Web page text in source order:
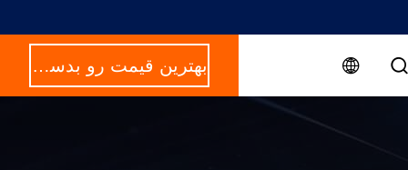
بهترین قیمت رو بدست بیار